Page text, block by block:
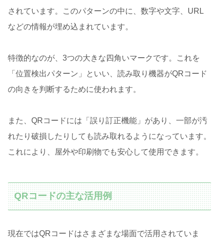
されています。このパターンの中に、数字や文字、URL
などの情報が埋め込まれています。
特徴的なのが、3つの大きな四角いマークです。これを
「位置検出パターン」といい、読み取り機器がQRコード
の向きを判断するために使われます。
また、QRコードには「誤り訂正機能」があり、一部が汚
れたり破損したりしても読み取れるようになっています。
これにより、屋外や印刷物でも安心して使用できます。
QRコードの主な活用例
現在ではQRコードはさまざまな場面で活用されていま